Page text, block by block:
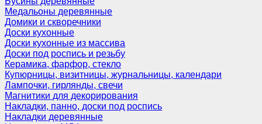
Медальоны деревянные
Домики и скворечники
Доски кухонные
Доски кухонные из массива
Доски под роспись и резьбу
Керамика, фарфор, стекло
Купюрницы, визитницы, журнальницы, календари
Лампочки, гирлянды, свечи
Магнитики для декорирования
Накладки, панно, доски под роспись
Накладки деревянные